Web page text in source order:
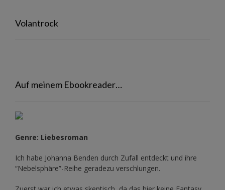
Volantrock
Auf meinem Ebookreader…
Genre: Liebesroman
Ich habe Johanna Benden durch Zufall entdeckt und ihre
“Nebelsphäre”-Reihe geradezu verschlungen.